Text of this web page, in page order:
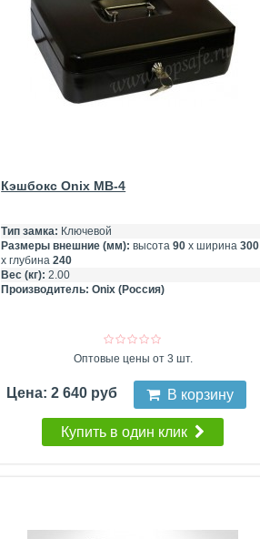
Кэшбокс Onix MB-4
Тип замка: Ключевой
Размеры внешние (мм): высота90 х ширина300
х глубина240
Вес (кг): 2.00
Производитель:Onix (Россия)
Оптовые цены от 3 шт.
Цена: 2 640 руб В корзину
Купить в один клик